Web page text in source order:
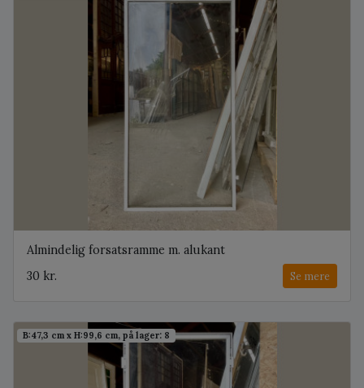
Almindelig forsatsramme m. alukant
30 kr.
Se mere
B:47,3 cm x H:99,6 cm, på lager: 8